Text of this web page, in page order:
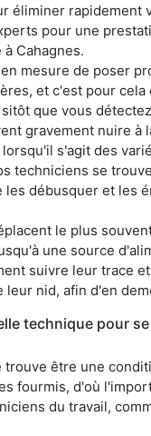
éliminer rapidement
pour une
Cahagnes.
mesure de poser
et c'est pour cela
que vous
gravement nuire à
s'agit des
techniciens se
les débusquer et les
le plus
une source
suivre leur trace
leur nid, afin d'en
technique pour
trouve être une
fourmis, d'où
du travail,